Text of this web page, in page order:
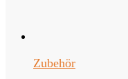
Zubehör